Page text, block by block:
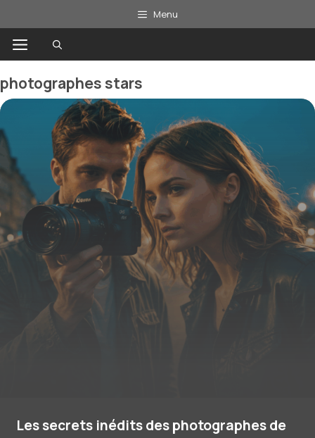
au
contenu
Menu
Menu
photographes stars
Les secrets inédits des photographes de